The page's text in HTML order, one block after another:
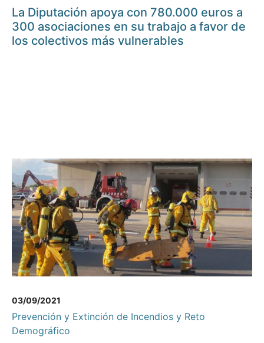
La Diputación apoya con 780.000 euros a
300 asociaciones en su trabajo a favor de
los colectivos más vulnerables
03/09/2021
Prevención y Extinción de Incendios y Reto
Demográfico